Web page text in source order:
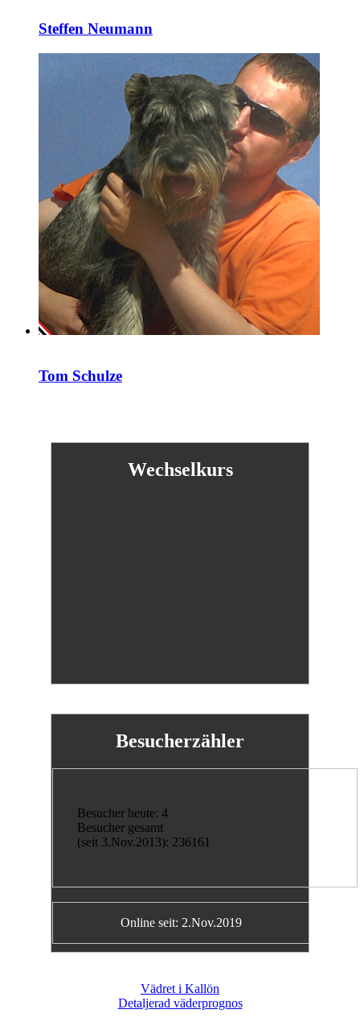
Steffen Neumann
Tom Schulze
Wechselkurs
Besucherzähler
Besucher heute: 4
Besucher gesamt
(seit 3.Nov.2013): 236161
Online seit: 2.Nov.2019
Vädret i Kallön
Detaljerad väderprognos